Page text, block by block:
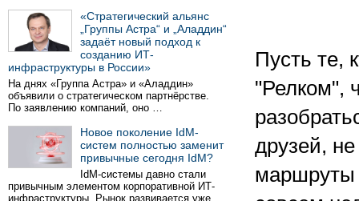
«Стратегический альянс
„Группы Астра“ и „Аладдин“
задаёт новый подход к
созданию ИТ-
инфраструктуры в России»
На днях «Группа Астра» и «Аладдин»
объявили о стратегическом партнёрстве.
По заявлению компаний, оно …
Новое поколение IdM-
систем полностью заменит
привычные сегодня IdM?
IdM-системы давно стали
привычным элементом корпоративной ИТ-
инфраструктуры. Рынок развивается уже
Пусть те,
"Релком",
друзей,
маршруты